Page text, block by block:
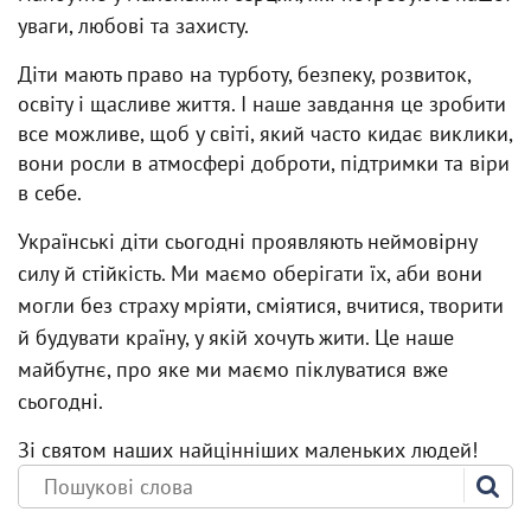
уваги, любові та захисту.
Діти мають право на турботу, безпеку, розвиток,
освіту і щасливе життя. І наше завдання це зробити
все можливе, щоб у світі, який часто кидає виклики,
вони росли в атмосфері доброти, підтримки та віри
в себе.
Українські діти сьогодні проявляють неймовірну
силу й стійкість. Ми маємо оберігати їх, аби вони
могли без страху мріяти, сміятися, вчитися, творити
й будувати країну, у якій хочуть жити. Це наше
майбутнє, про яке ми маємо піклуватися вже
сьогодні.
Зі святом наших найцінніших маленьких людей!